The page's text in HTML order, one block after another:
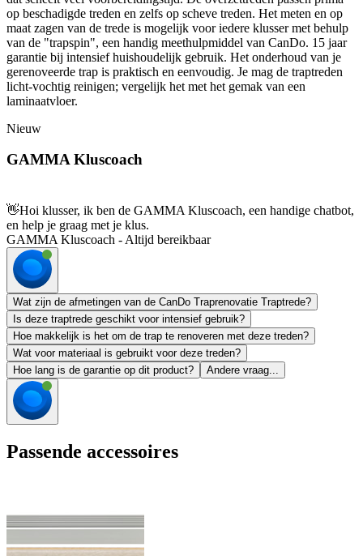
op beschadigde treden en zelfs op scheve treden. Het meten en op
maat zagen van de trede is mogelijk voor iedere klusser met behulp
van de "trapspin", een handig meethulpmiddel van CanDo. 15 jaar
garantie bij intensief huishoudelijk gebruik. Het onderhoud van je
gerenoveerde trap is praktisch en eenvoudig. Je mag de traptreden
licht-vochtig reinigen; vergelijk het met het gemak van een
laminaatvloer.
Nieuw
GAMMA Kluscoach
👋Hoi klusser, ik ben de GAMMA Kluscoach, een handige chatbot,
en help je graag met je klus.
GAMMA Kluscoach - Altijd bereikbaar
Wat zijn de afmetingen van de CanDo Traprenovatie Traptrede?
Is deze traptrede geschikt voor intensief gebruik?
Hoe makkelijk is het om de trap te renoveren met deze treden?
Wat voor materiaal is gebruikt voor deze treden?
Hoe lang is de garantie op dit product?
Andere vraag...
Passende accessoires